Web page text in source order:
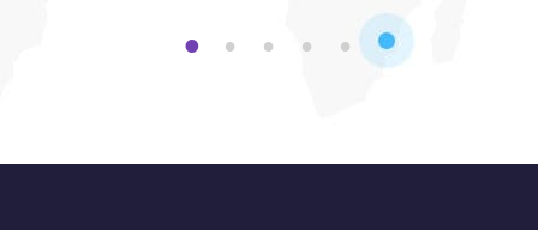
1 2 3 4 5